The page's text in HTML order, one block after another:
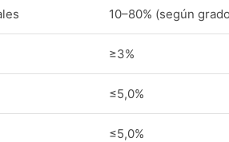
10–80% (según
≥3%
≤5,0%
≤5,0%